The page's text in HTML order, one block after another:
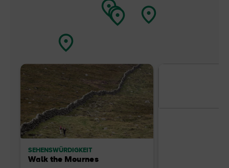
SEHENSWÜRDIGKEIT
Walk the Mournes